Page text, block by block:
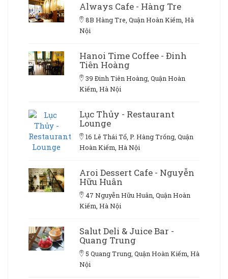
Always Cafe - Hàng Tre
8B Hàng Tre, Quận Hoàn Kiếm, Hà
Nội
Hanoi Time Coffee - Đinh
Tiên Hoàng
39 Đinh Tiên Hoàng, Quận Hoàn
Kiếm, Hà Nội
Lục Thủy - Restaurant
Lounge
16 Lê Thái Tổ, P. Hàng Trống, Quận
Hoàn Kiếm, Hà Nội
Aroi Dessert Cafe - Nguyễn
Hữu Huân
47 Nguyễn Hữu Huân, Quận Hoàn
Kiếm, Hà Nội
Salut Deli & Juice Bar -
Quang Trung
5 Quang Trung, Quận Hoàn Kiếm, Hà
Nội